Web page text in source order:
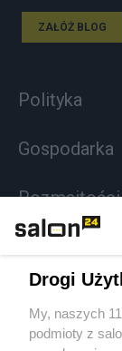
ZAŁÓŻ BLOG
Polityka
Gospodarka
Rozmaitości
Sport
Drogi
My, naszych
podmioty z